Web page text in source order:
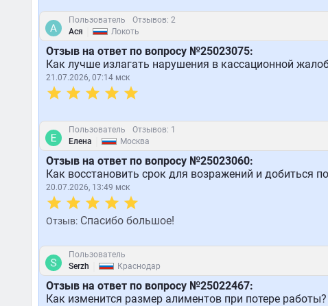
Пользователь
Отзывов: 2
Ася
Локоть
Отзыв на ответ по вопросу №25023075:
Как лучше излагать нарушения в кассационной
21.07.2026, 07:14 мск
Пользователь
Отзывов: 1
Елена
Москва
Отзыв на ответ по вопросу №25023060:
Как восстановить срок для возражений и добиться
20.07.2026, 13:49 мск
Отзыв:Спасибо большое!
Пользователь
Serzh
Краснодар
Отзыв на ответ по вопросу №25022467:
Как изменится размер алиментов при потере работы?